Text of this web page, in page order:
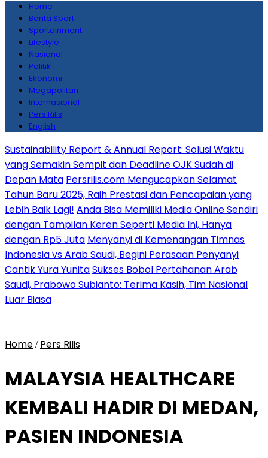
Home
Berita Sport
Sportainment
Lifestyle
Nasional
Politik
Ekonomi
Megapolitan
Internasional
Pers Rilis
English
Sustainability Report & Annual Report: Solusi Waktu
yang Semakin Sempit dan Deadline OJK Sudah di
Depan Mata Persrilis.com Mengucapkan Selamat
Tahun Baru 2025, Raih Prestasi dan Pencapaian yang
Lebih Baik Lagi! Anda Bisa Memiliki Media Online Sendiri
dengan Tampilan Keren Seperti Media Ini, Hanya
dengan Rp5 Juta Menyanyi di Kemenangan Timnas
Indonesia vs Arab Saudi, Begini Perasaan Penyanyi
Cantik Yura YunitaSukses Bobol Pertahanan Arab
Saudi, Prabowo Subianto: Terima Kasih, Tim Nasional
Luar Biasa
Home / Pers Rilis
MALAYSIA HEALTHCARE
KEMBALI HADIR DI MEDAN,
PASIEN INDONESIA